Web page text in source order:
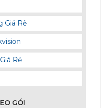
Giá Rẻ
Rẻ
GÓI